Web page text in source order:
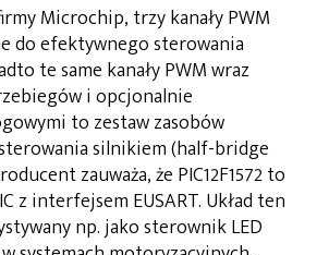
Microchip, trzy kanały PWM
do efektywnego sterowania
te same kanały PWM wraz
i opcjonalnie
to zestaw zasobów
silnikiem (half-bridge
zauważa, że PIC12F1572 to
z interfejsem EUSART. Układ ten
np. jako sterownik LED